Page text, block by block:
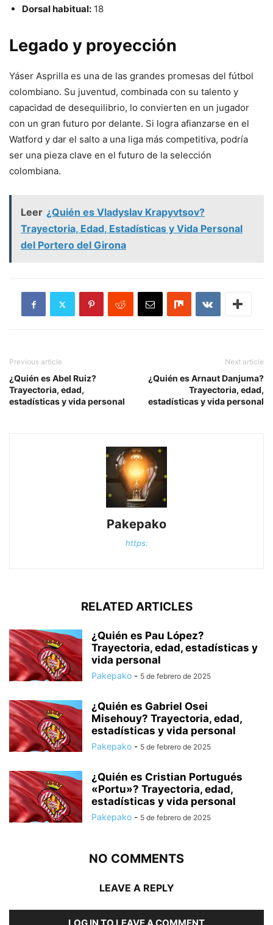
Dorsal habitual: 18
Legado y proyección
Yáser Asprilla es una de las grandes promesas del fútbol
colombiano. Su juventud, combinada con su talento y
capacidad de desequilibrio, lo convierten en un jugador
con un gran futuro por delante. Si logra afianzarse en el
Watford y dar el salto a una liga más competitiva, podría
ser una pieza clave en el futuro de la selección
colombiana.
Leer ¿Quién es Vladyslav Krapyvtsov?
Trayectoria, Edad, Estadísticas y Vida Personal
del Portero del Girona
Previous article
¿Quién es Abel Ruiz?
Trayectoria, edad,
estadísticas y vida personal
Next article
¿Quién es Arnaut Danjuma?
Trayectoria, edad,
estadísticas y vida personal
Pakepako
https:
RELATED ARTICLES
¿Quién es Pau López?
Trayectoria, edad, estadísticas y
vida personal
Pakepako - 5 de febrero de 2025
¿Quién es Gabriel Osei
Misehouy? Trayectoria, edad,
estadísticas y vida personal
Pakepako - 5 de febrero de 2025
¿Quién es Cristian Portugués
«Portu»? Trayectoria, edad,
estadísticas y vida personal
Pakepako - 5 de febrero de 2025
NO COMMENTS
LEAVE A REPLY